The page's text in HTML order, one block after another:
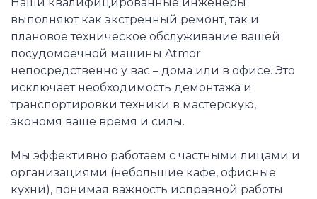
Наши квалифицированные инженеры
выполняют как экстренный ремонт, так и
плановое техническое обслуживание вашей
посудомоечной машины Atmor
непосредственно у вас – дома или в офисе. Это
исключает необходимость демонтажа и
транспортировки техники в мастерскую,
экономя ваше время и силы.
Мы эффективно работаем с частными лицами и
организациями (небольшие кафе, офисные
кухни), понимая важность исправной работы